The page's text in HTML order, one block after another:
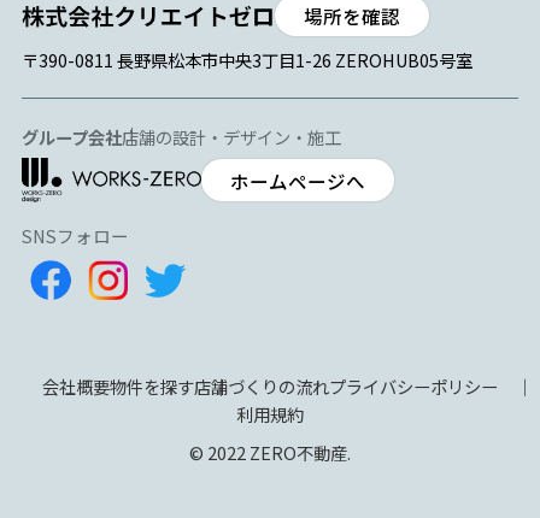
場所を確認
〒390-0811 長野県松本市中央3丁目1-26 ZEROHUB05号室
グループ会社店舗の設計・デザイン・施工
ホームページへ
SNSフォロー
会社概要物件を探す店舗づくりの流れプライバシーポリシー
利用規約
© 2022 ZERO不動産.